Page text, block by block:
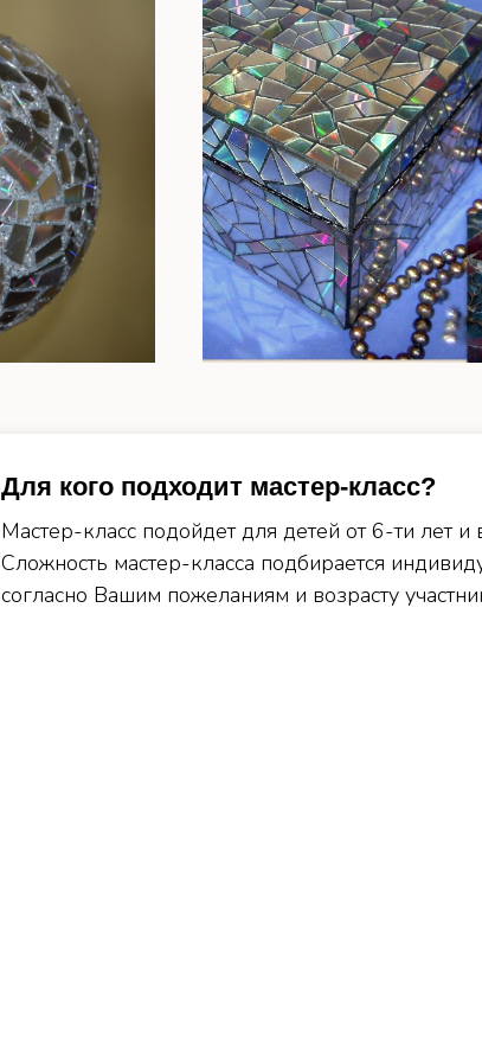
Для кого подходит мастер-класс?
Мастер-класс подойдет для детей от 6-ти лет и
Сложность мастер-класса подбирается
согласно Вашим пожеланиям и возрасту